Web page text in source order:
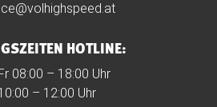
HOTLINE:
08:00 – 18:00 Uhr
– 12:00 Uhr